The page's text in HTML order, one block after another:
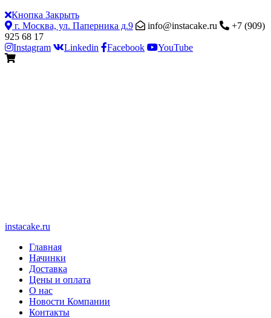
Кнопка Закрыть
г. Москва, ул. Паперника д.9
info@instacake.ru
+7 (909)
925 68 17
Instagram
Linkedin Facebook YouTube
instacake.ru
Главная
Начинки
Доставка
Цены и оплата
О нас
Новости Компании
Контакты